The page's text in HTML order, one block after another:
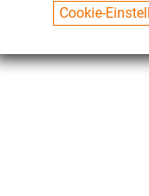
SPUELBOY.DE SHOP ECO
Cookie-